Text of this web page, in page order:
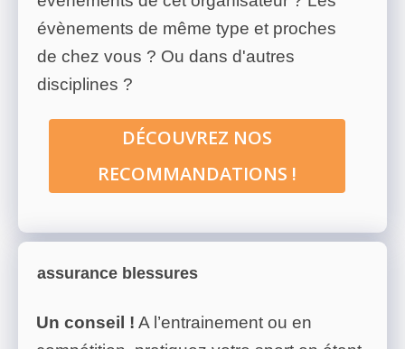
évènements de même type et proches
de chez vous ? Ou dans d'autres
disciplines ?
DÉCOUVREZ NOS
RECOMMANDATIONS !
assurance blessures
Un conseil ! A l’entrainement ou en